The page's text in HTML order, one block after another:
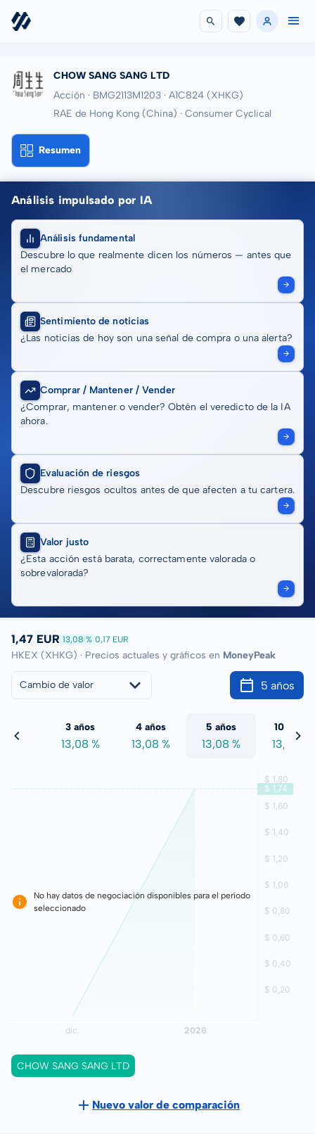
CHOW SANG SANG LTD
Acción · BMG2113M1203 · A1C824 (XHKG)
RAE de Hong Kong (China) · Consumer Cyclical
Resumen
Análisis impulsado por IA
Análisis fundamental
Descubre lo que realmente dicen los números — antes que
el mercado
Sentimiento de noticias
¿Las noticias de hoy son una señal de compra o una alerta?
Comprar / Mantener / Vender
¿Comprar, mantener o vender? Obtén el veredicto de la IA
ahora.
Evaluación de riesgos
Descubre riesgos ocultos antes de que afecten a tu cartera.
Valor justo
¿Esta acción está barata, correctamente valorada o
sobrevalorada?
1,47 EUR 13,08 % 0,17 EUR
HKEX (XHKG) · Precios actuales y gráficos en MoneyPeak
Cambio de valor 5 años
%
3 años
13,08 %
4 años
13,08 %
5 años
13,08 %
10 años
13,08 %
No hay datos de negociación disponibles para el período
seleccionado
CHOW SANG SANG LTD
Nuevo valor de comparación